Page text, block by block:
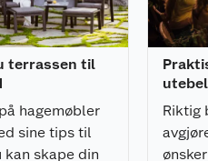
terrassen til
hagemøbler
sine tips til
kan skape din
Riktig